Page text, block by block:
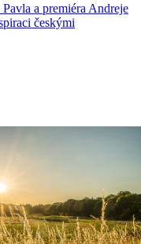
a premiéra Andreje
českými